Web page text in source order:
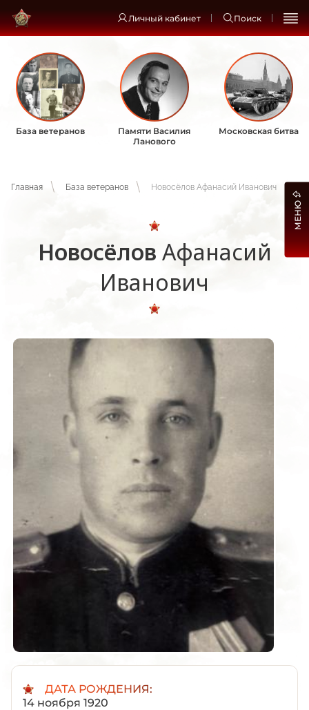
Личный кабинет Поиск
База ветеранов
Памяти Василия
Ланового
Московская битва
Главная База ветеранов Новосёлов Афанасий Иванович
Новосёлов Афанасий
Иванович
ДАТА РОЖДЕНИЯ:
14 ноября 1920
МЕНЮ